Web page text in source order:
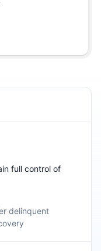
full control of
delinquent